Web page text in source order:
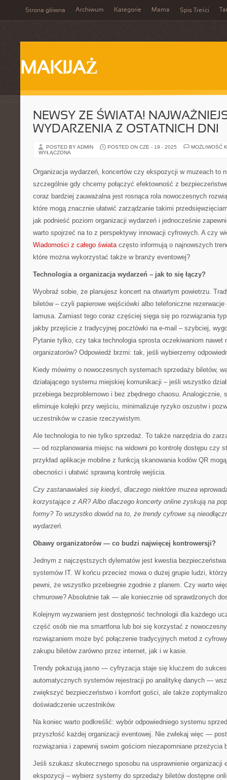
Strona główna Archiwum Kategorie Mama Spis Treści
MAKIJAŻ
NEWSY ZE ŚWIATA!
WYDARZENIA Z OSTATNICH DNI
POSTED BY ADMIN POSTED ON CZE - 19 - 2025
MOŻLIWOŚĆ
WYŁĄCZONA
Organizacja wydarzeń, koncertów czy ekspozycji w muzeach to
szczególnie gdy chcemy połączyć efektowność z
coraz bardziej zauważalna jest rosnąca rola nowoczesnych
które mogą znacznie ułatwić zarządzanie takimi
jak podnieść poziom organizacji wydarzeń i jednocześnie
warto spojrzeć na to z perspektywy innowacji cyfrowych. A czy
Wiadomości z całego świataczęsto informują o najnowszych
które można wykorzystać także w branży eventowej?
Technologia a organizacja wydarzeń – jak to się łączy?
Wyobraź sobie, że planujesz koncert na otwartym powietrzu.
biletów – czyli papierowe wejściówki albo telefoniczne
lamusa. Zamiast tego coraz częściej sięga się po rozwiązania
jakby przejście z tradycyjnej pocztówki na e-mail – szybciej,
Pytanie tylko, czy taka technologia sprosta oczekiwaniom nawet
organizatorów? Odpowiedź brzmi: tak, jeśli wybierzemy
Kiedy mówimy o nowoczesnych systemach sprzedaży biletów,
działającego systemu miejskiej komunikacji – jeśli wszystko
przebiega bezproblemowo i bez zbędnego chaosu. Analogicznie,
eliminuje kolejki przy wejściu, minimalizuje ryzyko oszustw i
uczestników w czasie rzeczywistym.
Ale technologia to nie tylko sprzedaż. To także narzędzia do
— od rozplanowania miejsc na widowni po kontrolę dostępu czy
przykład aplikacje mobilne z funkcją skanowania kodów QR
obecności i ułatwić sprawną kontrolę wejścia.
Czy zastanawiałeś się kiedyś, dlaczego niektóre muzea
korzystające z AR? Albo dlaczego koncerty online zyskują na
formy? To wszystko dowód na to, że trendy cyfrowe są
wydarzeń.
Obawy organizatorów — co budzi najwięcej kontrowersji?
Jednym z najczęstszych dylematów jest kwestia
systemów IT. W końcu przecież mowa o dużej grupie ludzi,
pewni, że wszystko przebiegnie zgodnie z planem. Czy warto
chmurowe? Absolutnie tak — ale koniecznie od sprawdzonych
Kolejnym wyzwaniem jest dostępność technologii dla każdego
część osób nie ma smartfona lub boi się korzystać z
rozwiązaniem może być połączenie tradycyjnych metod z
zakupu biletów zarówno przez internet, jak i w kasie.
Trendy pokazują jasno — cyfryzacja staje się kluczem do
automatycznych systemów rejestracji po analitykę danych —
zwiększyć bezpieczeństwo i komfort gości, ale także
doświadczenie uczestników.
Na koniec warto podkreślić: wybór odpowiedniego systemu
przyszłość każdej organizacji eventowej. Nie zwlekaj więc —
rozwiązania i zapewnij swoim gościom niezapomniane przeżycia
Jeśli szukasz skutecznego sposobu na usprawnienie organizacji
ekspozycji – wybierz systemy do sprzedaży biletów dostępne